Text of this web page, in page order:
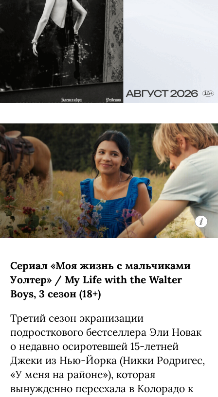
Первая в истории экранизация романа
лауреата Нобелевской премии
Габриэля Гарсия Маркеса — сняли ее
колумбийские соотечественники
писателя Лаура Мора Ортега и Алекс
Гарсиа Лопес.
Сверхмасштабную и сложную историю
не стали пытаться вместить в фильм, а
сделали сериал из двух сезонов по 8
эпизодов: первый вышел в 2024 году,
второй стартует в 2026-м.
С 5 августа, Netflix